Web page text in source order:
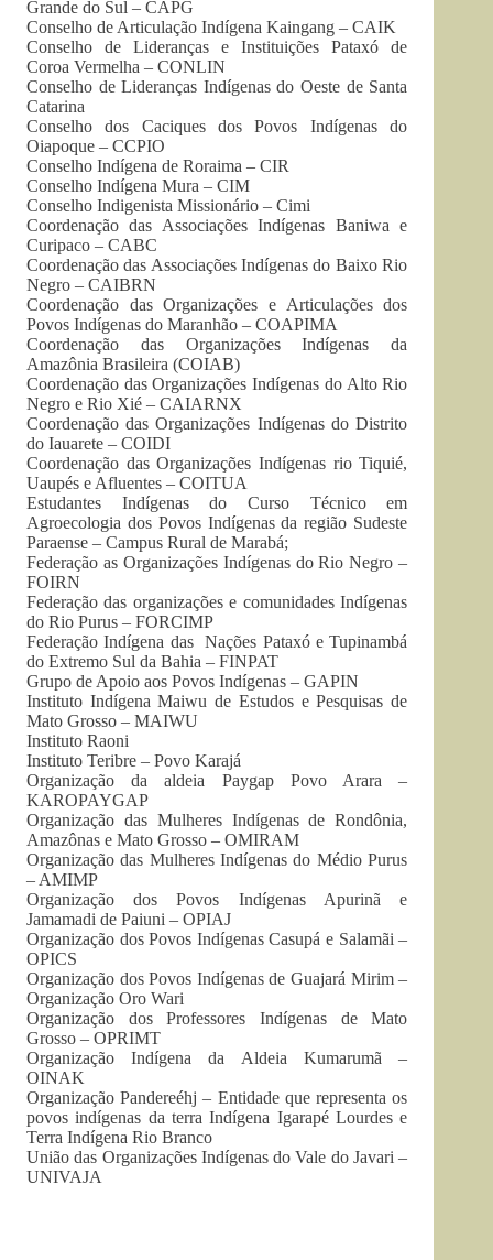
Grande do Sul – CAPG
Conselho de Articulação Indígena Kaingang – CAIK
Conselho de Lideranças e Instituições Pataxó de
Coroa Vermelha – CONLIN
Conselho de Lideranças Indígenas do Oeste de Santa
Catarina
Conselho dos Caciques dos Povos Indígenas do
Oiapoque – CCPIO
Conselho Indígena de Roraima – CIR
Conselho Indígena Mura – CIM
Conselho Indigenista Missionário – Cimi
Coordenação das Associações Indígenas Baniwa e
Curipaco – CABC
Coordenação das Associações Indígenas do Baixo Rio
Negro – CAIBRN
Coordenação das Organizações e Articulações dos
Povos Indígenas do Maranhão – COAPIMA
Coordenação das Organizações Indígenas da
Amazônia Brasileira (COIAB)
Coordenação das Organizações Indígenas do Alto Rio
Negro e Rio Xié – CAIARNX
Coordenação das Organizações Indígenas do Distrito
do Iauarete – COIDI
Coordenação das Organizações Indígenas rio Tiquié,
Uaupés e Afluentes – COITUA
Estudantes Indígenas do Curso Técnico em
Agroecologia dos Povos Indígenas da região Sudeste
Paraense – Campus Rural de Marabá;
Federação as Organizações Indígenas do Rio Negro –
FOIRN
Federação das organizações e comunidades Indígenas
do Rio Purus – FORCIMP
Federação Indígena das Nações Pataxó e Tupinambá
do Extremo Sul da Bahia – FINPAT
Grupo de Apoio aos Povos Indígenas – GAPIN
Instituto Indígena Maiwu de Estudos e Pesquisas de
Mato Grosso – MAIWU
Instituto Raoni
Instituto Teribre – Povo Karajá
Organização da aldeia Paygap Povo Arara –
KAROPAYGAP
Organização das Mulheres Indígenas de Rondônia,
Amazônas e Mato Grosso – OMIRAM
Organização das Mulheres Indígenas do Médio Purus
– AMIMP
Organização dos Povos Indígenas Apurinã e
Jamamadi de Paiuni – OPIAJ
Organização dos Povos Indígenas Casupá e Salamãi –
OPICS
Organização dos Povos Indígenas de Guajará Mirim –
Organização Oro Wari
Organização dos Professores Indígenas de Mato
Grosso – OPRIMT
Organização Indígena da Aldeia Kumarumã –
OINAK
Organização Pandereéhj – Entidade que representa os
povos indígenas da terra Indígena Igarapé Lourdes e
Terra Indígena Rio Branco
União das Organizações Indígenas do Vale do Javari –
UNIVAJA